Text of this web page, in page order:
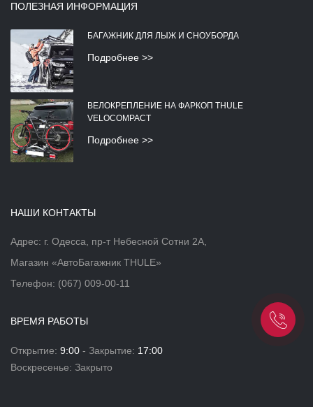
ПОЛЕЗНАЯ ИНФОРМАЦИЯ
БАГАЖНИК ДЛЯ ЛЫЖ И СНОУБОРДА
Подробнее >>
ВЕЛОКРЕПЛЕНИЕ НА ФАРКОП THULE
VELOCOMPACT
Подробнее >>
НАШИ КОНТАКТЫ
Адрес: г. Одесса, пр-т Небесной Сотни 2А,
Магазин «АвтоБагажник THULE»
Телефон: (067) 009-00-11
ВРЕМЯ РАБОТЫ
Открытие: 9:00 - Закрытие: 17:00
Воскресенье: Закрыто